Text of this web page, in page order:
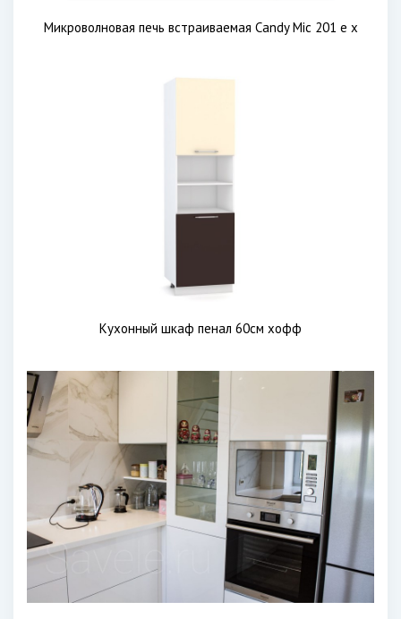
Микроволновая печь встраиваемая Candy Mic 201 e x
Кухонный шкаф пенал 60см хофф